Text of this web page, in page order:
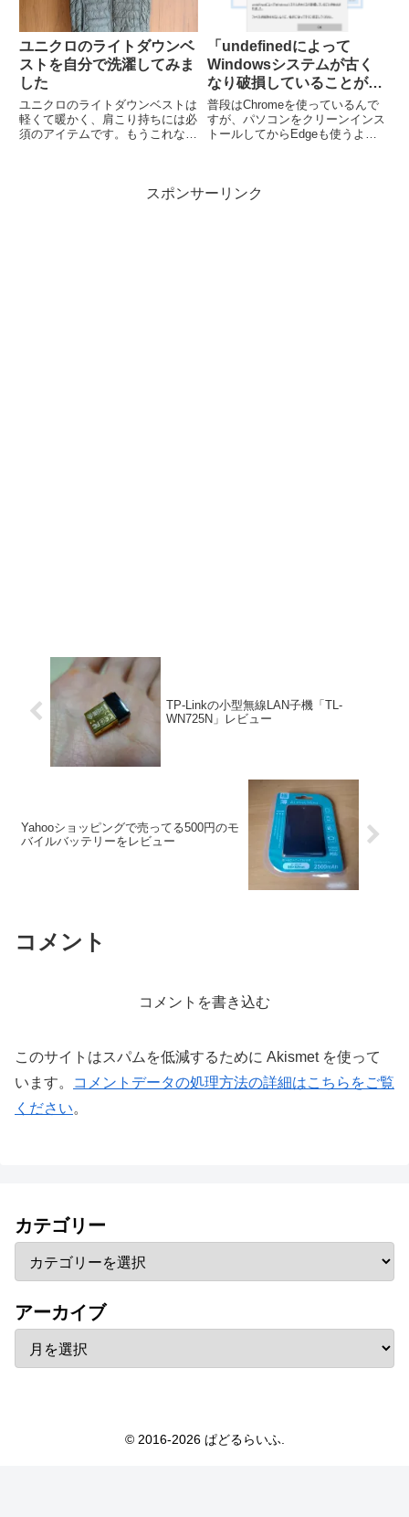
ユニクロのライトダウンベ
ストを自分で洗濯してみま
した
ユニクロのライトダウンベストは
軽くて暖かく、肩こり持ちには必
須のアイテムです。もうこれなし
「undefinedによって
Windowsシステムが古く
なり破損していることが検
出されました。」というメ
ッセージが表示されたとき
の対処法
普段はChromeを使っているんで
すが、パソコンをクリーンインス
トールしてからEdgeも使うよう
スポンサーリンク
TP-Linkの小型無線LAN子機「TL-
WN725N」レビュー
Yahooショッピングで売ってる500円のモ
バイルバッテリーをレビュー
コメント
コメントを書き込む
このサイトはスパムを低減するために Akismet を使って
います。
コメントデータの処理方法の詳細はこちらをご覧
ください。
カテゴリー
アーカイブ
© 2016-2026 ぱどるらいふ.